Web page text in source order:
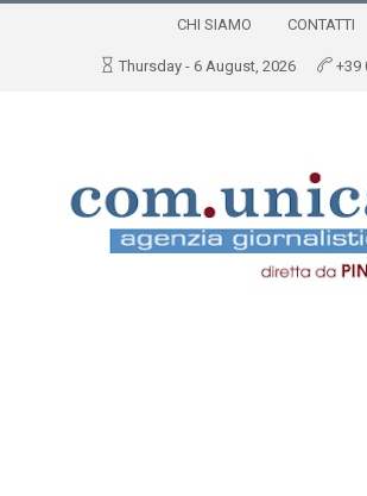
CHI SIAMO CONTATTI
Thursday - 6 August, 2026 +39